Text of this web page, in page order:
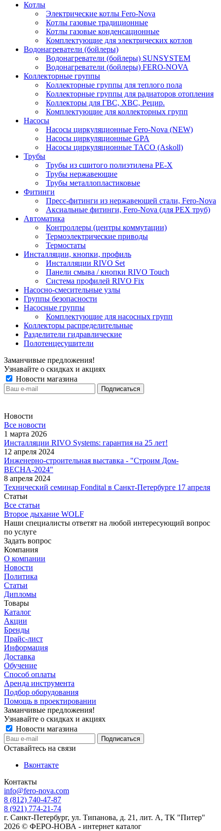
Котлы
Электрические котлы Fero-Nova
Котлы газовые традиционные
Котлы газовые конденсационные
Комплектующие для электрических котлов
Водонагреватели (бойлеры)
Водонагреватели (бойлеры) SUNSYSTEM
Водонагреватели (бойлеры) FERO-NOVA
Коллекторные группы
Коллекторные группы для теплого пола
Коллекторные группы для радиаторов отопления
Коллекторы для ГВС, ХВС, Рецир.
Комплектующие для коллекторных групп
Насосы
Насосы циркуляционные Fero-Nova (NEW)
Насосы циркуляционные GPA
Насосы циркуляционные TACO (Askoll)
Трубы
Трубы из сшитого полиэтилена PE-X
Трубы нержавеющие
Трубы металлопластиковые
Фитинги
Пресс-фитинги из нержавеющей стали, Fero-Nova
Аксиальные фитинги, Fero-Nova (для PEX труб)
Автоматика
Контроллеры (центры коммутации)
Термоэлектрические приводы
Термостаты
Инсталляции, кнопки, профиль
Инсталляции RIVO Set
Панели смыва / кнопки RIVO Touch
Система профилей RIVO Fix
Насосно-смесительные узлы
Группы безопасности
Насосные группы
Комплектующие для насосных групп
Коллекторы распределительные
Разделители гидравлические
Полотенцесушители
Заманчивые предложения!
Узнавайте о скидках и акциях
Новости магазина
Новости
Все новости
1 марта 2026
Инсталляции RIVO Systems: гарантия на 25 лет!
12 апреля 2024
Инженерно-строительная выставка - "Строим Дом-
ВЕСНА-2024"
8 апреля 2024
Технический семинар Fondital в Санкт-Петербурге 17 апреля
Статьи
Все статьи
Второе дыхание WOLF
Наши специалисты ответят на любой интересующий вопрос
по услуге
Задать вопрос
Компания
О компании
Новости
Политика
Статьи
Дипломы
Товары
Каталог
Акции
Бренды
Прайс-лист
Информация
Доставка
Обучение
Способ оплаты
Аренда инструмента
Подбор оборудования
Помощь в проектировании
Заманчивые предложения!
Узнавайте о скидках и акциях
Новости магазина
Оставайтесь на связи
Вконтакте
Контакты
info@fero-nova.com
8 (812) 740-47-87
8 (921) 774-21-74
г. Санкт-Петербург, ул. Типанова, д. 21, лит. А, ТК "Питер"
2026 © ФЕРО-НОВА - интернет каталог